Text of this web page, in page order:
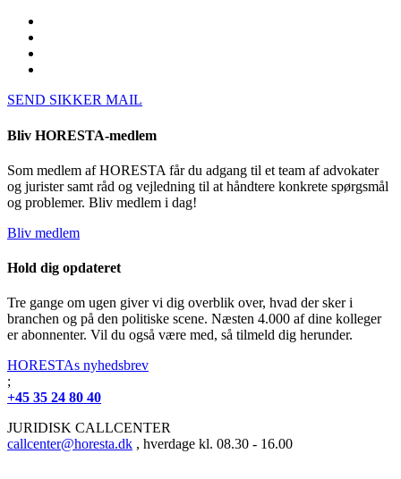
SEND SIKKER MAIL
Bliv HORESTA-medlem
Som medlem af HORESTA får du adgang til et team af advokater
og jurister samt råd og vejledning til at håndtere konkrete spørgsmål
og problemer. Bliv medlem i dag!
Bliv medlem
Hold dig opdateret
Tre gange om ugen giver vi dig overblik over, hvad der sker i
branchen og på den politiske scene. Næsten 4.000 af dine kolleger
er abonnenter. Vil du også være med, så tilmeld dig herunder.
HORESTAs nyhedsbrev
;
+45 35 24 80 40
JURIDISK CALLCENTER
callcenter@horesta.dk , hverdage kl. 08.30 - 16.00